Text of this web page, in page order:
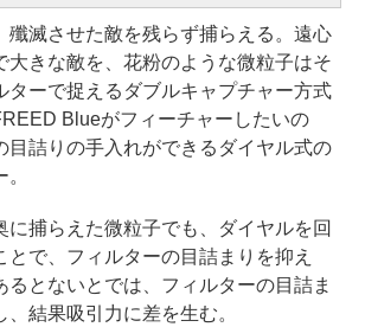
滅させた敵を残らず捕らえる。遠心
大きな敵を、花粉のような微粒子はそ
ターで捉えるダブルキャプチャー方式
Blueがフィーチャーしたいの
目詰りの手入れができるダイヤル式の
捕らえた微粒子でも、ダイヤルを回
とで、フィルターの目詰まりを抑え
るとないとでは、フィルターの目詰ま
、結果吸引力に差を生む。